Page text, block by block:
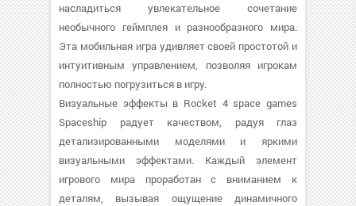
насладиться увлекательное сочетание
необычного геймплея и разнообразного мира.
Эта мобильная игра удивляет своей простотой и
интуитивным управлением, позволяя игрокам
полностью погрузиться в игру.
Визуальные эффекты в Rocket 4 space games
Spaceship радует качеством, радуя глаз
детализированными моделями и яркими
визуальными эффектами. Каждый элемент
игрового мира проработан с вниманием к
деталям, вызывая ощущение динамичного